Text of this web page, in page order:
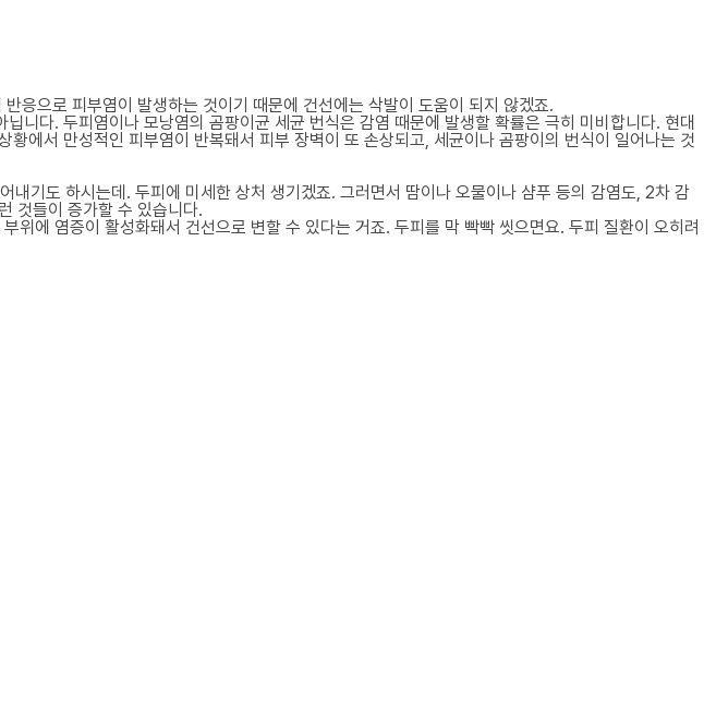
응으로 피부염이 발생하는 것이기 때문에 건선에는 삭발이 도움이 되지 않겠죠.
니다. 두피염이나 모낭염의 곰팡이균 세균 번식은 감염 때문에 발생할 확률은 극히 미비합니다. 현대
에서 만성적인 피부염이 반복돼서 피부 장벽이 또 손상되고, 세균이나 곰팡이의 번식이 일어나는 것
기도 하시는데. 두피에 미세한 상처 생기겠죠. 그러면서 땀이나 오물이나 샴푸 등의 감염도, 2차 감
것들이 증가할 수 있습니다.
에 염증이 활성화돼서 건선으로 변할 수 있다는 거죠. 두피를 막 빡빡 씻으면요. 두피 질환이 오히려